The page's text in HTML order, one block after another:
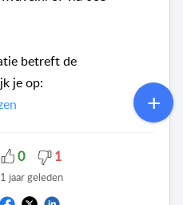
betreft de
je op:
0 1
1 jaar geleden